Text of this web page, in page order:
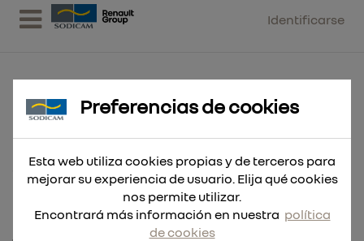
Identificarse
ESPIGA AISLAMIEN. LTX 10/60/90
200 UND
Preferencias de cookies
Esta web utiliza cookies propias y de terceros para
mejorar su experiencia de usuario. Elija qué cookies
nos permite utilizar.
Encontrará más información en nuestra política
de cookies